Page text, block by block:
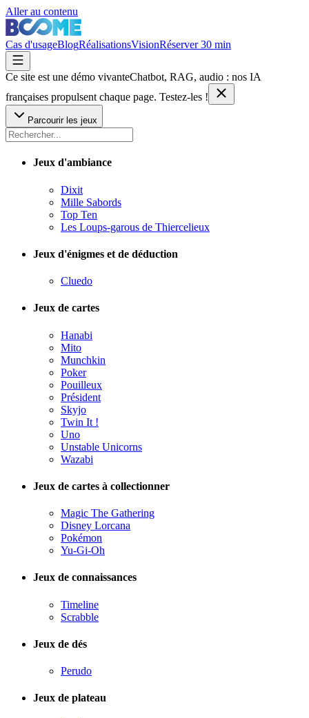
Aller au contenu
Cas d'usageBlogRéalisationsVisionRéserver 30 min
Ce site est une démo vivanteChatbot, RAG, audio : nos IA
françaises propulsent chaque page. Testez-les !
Parcourir les jeux
Jeux d'ambiance
Dixit
Mille Sabords
Top Ten
Les Loups-garous de Thiercelieux
Jeux d'énigmes et de déduction
Cluedo
Jeux de cartes
Hanabi
Mito
Munchkin
Poker
Pouilleux
Président
Skyjo
Twin It !
Uno
Unstable Unicorns
Wazabi
Jeux de cartes à collectionner
Magic The Gathering
Disney Lorcana
Pokémon
Yu-Gi-Oh
Jeux de connaissances
Timeline
Scrabble
Jeux de dés
Perudo
Jeux de plateau